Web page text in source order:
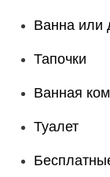
Ванна или
Тапочки
Ванная
Туалет